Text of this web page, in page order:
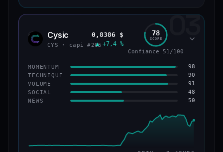
CAP. MARCHÉ VOLUME 24 H
VAR. 7 J VAR. 30 J
+2,1 %
VS ATH
−69,5 % #90
CONFIANCE 61/100
03
CYS Cysic
CYS · capi #205
0,8386 $
▲ +7,4 %
78
SCORE
Confiance 51/100
MOMENTUM 98
TECHNIQUE 90
VOLUME 91
SOCIAL 48
NEWS 50